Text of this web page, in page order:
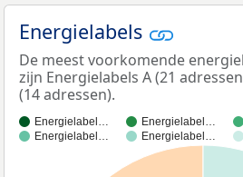
Energielabels
De meest voorkomende
zijn Energielabels A (21
(14 adressen).
Energielabel… Energielabel…
Energielabel…
Energielabel…